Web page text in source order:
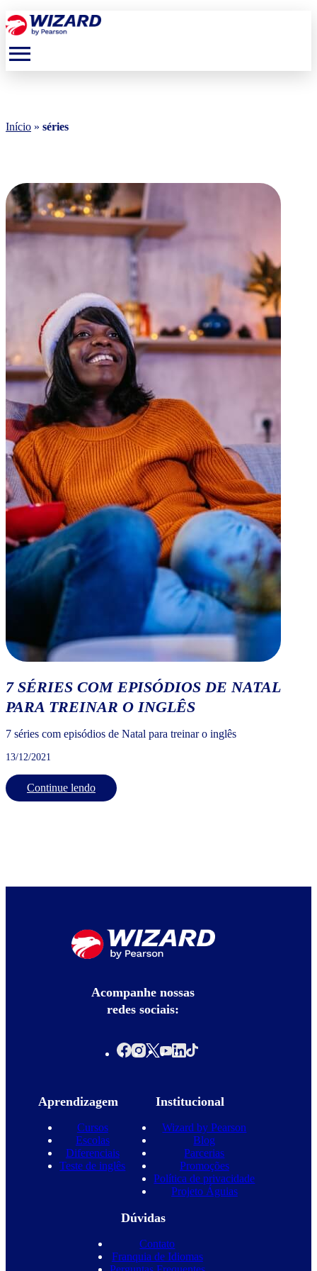
menu
Início » séries
7 SÉRIES COM EPISÓDIOS DE NATAL
PARA TREINAR O INGLÊS
7 séries com episódios de Natal para treinar o inglês
13/12/2021
Continue lendo
Acompanhe nossas
redes sociais:
Aprendizagem
Cursos
Escolas
Diferenciais
Teste de inglês
Institucional
Wizard by Pearson
Blog
Parcerias
Promoções
Política de privacidade
Projeto Águias
Dúvidas
Contato
Franquia de Idiomas